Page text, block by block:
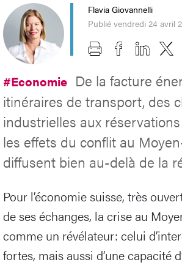
Flavia Giovannelli
Publié vendredi 24 avril
#Economie De la facture
itinéraires de transport, des
industrielles aux
les effets du conflit au
diffusent bien au-delà de la
Pour l’économie suisse, très
de ses échanges, la crise au
comme un révélateur: celui
fortes, mais aussi d’une capacité